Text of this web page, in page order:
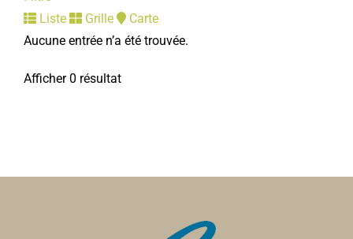
Liste
Grille
Carte
Aucune entrée n’a été trouvée.
Afficher 0 résultat